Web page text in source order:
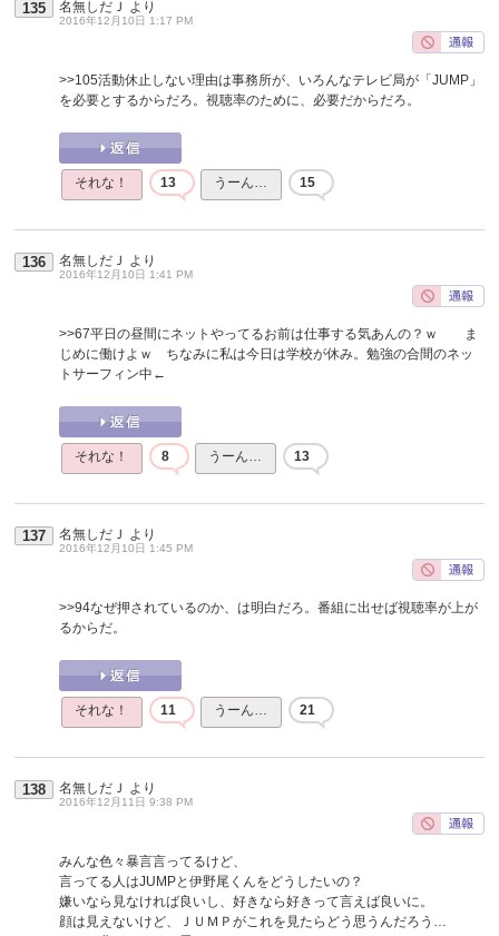
135 名無しだＪ より
2016年12月10日 1:17 PM
>>105活動休止しない理由は事務所が、いろんなテレビ局が「JUMP」
を必要とするからだろ。視聴率のために、必要だからだろ。
それな！ 13 うーん… 15
136 名無しだＪ より
2016年12月10日 1:41 PM
>>67平日の昼間にネットやってるお前は仕事する気あんの？ｗ ま
じめに働けよｗ ちなみに私は今日は学校が休み。勉強の合間のネッ
トサーフィン中←
それな！ 8 うーん… 13
137 名無しだＪ より
2016年12月10日 1:45 PM
>>94なぜ押されているのか、は明白だろ。番組に出せば視聴率が上が
るからだ。
それな！ 11 うーん… 21
138 名無しだＪ より
2016年12月11日 9:38 PM
みんな色々暴言言ってるけど、
言ってる人はJUMPと伊野尾くんをどうしたいの？
嫌いなら見なければ良いし、好きなら好きって言えば良いに。
顔は見えないけど、ＪＵＭＰがこれを見たらどう思うんだろう…